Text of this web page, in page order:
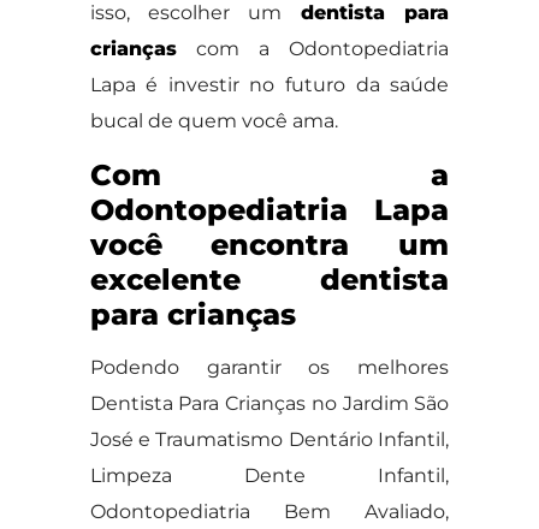
isso, escolher um dentista para
criançascom a Odontopediatria
Lapa é investir no futuro da saúde
bucal de quem você ama.
Com a
Odontopediatria Lapa
você encontra um
excelente dentista
para crianças
Podendo garantir os melhores
Dentista Para Crianças no Jardim São
José e Traumatismo Dentário Infantil,
Limpeza Dente Infantil,
Odontopediatria Bem Avaliado,